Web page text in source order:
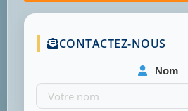
CONTACTEZ-NOUS
Nom